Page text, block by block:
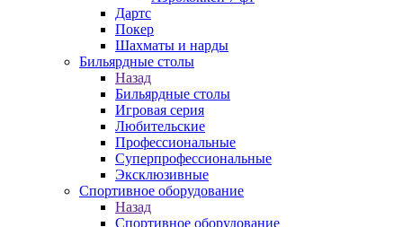
Дартс
Покер
Шахматы и нарды
Бильярдные столы
Назад
Бильярдные столы
Игровая серия
Любительские
Профессиональные
Суперпрофессиональные
Эксклюзивные
Спортивное оборудование
Назад
Спортивное оборудование